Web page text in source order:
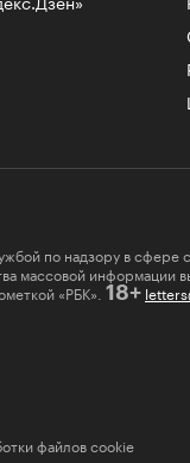
по надзору в сфере
массовой информации
«РБК». 18+
файлов cookie